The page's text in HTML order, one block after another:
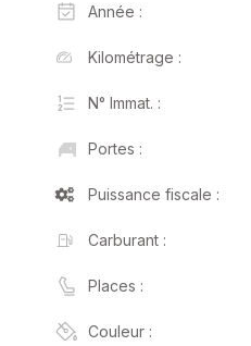
Année :
Kilométrage :
N° Immat. :
Portes :
Puissance fiscale :
Carburant :
Places :
Couleur :